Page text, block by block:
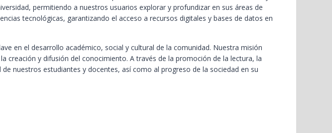
permitiendo a nuestros usuarios explorar y profundizar en sus áreas de
tecnológicas, garantizando el acceso a recursos digitales y bases de datos en
en el desarrollo académico, social y cultural de la comunidad. Nuestra misión
creación y difusión del conocimiento. A través de la promoción de la lectura, la
nuestros estudiantes y docentes, así como al progreso de la sociedad en su